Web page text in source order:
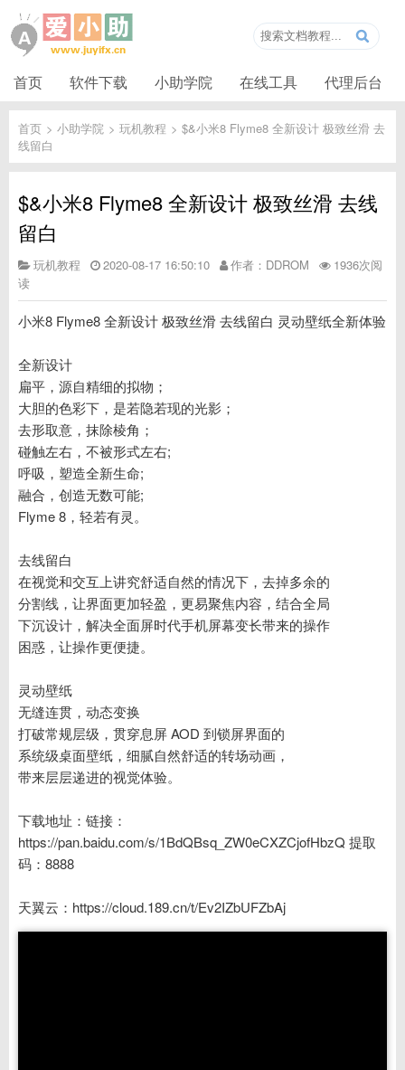
首页 软件下载 小助学院 在线工具 代理后台
首页 > 小助学院 > 玩机教程 > $&小米8 Flyme8 全新设计 极致丝滑 去
线留白
$&小米8 Flyme8 全新设计 极致丝滑 去线
留白
玩机教程 2020-08-17 16:50:10 作者：DDROM
1936次阅
读
小米8 Flyme8 全新设计 极致丝滑 去线留白 灵动壁纸全新体验
全新设计
扁平，源自精细的拟物；
大胆的色彩下，是若隐若现的光影；
去形取意，抹除棱角；
碰触左右，不被形式左右;
呼吸，塑造全新生命;
融合，创造无数可能;
Flyme 8，轻若有灵。
去线留白
在视觉和交互上讲究舒适自然的情况下，去掉多余的
分割线，让界面更加轻盈，更易聚焦内容，结合全局
下沉设计，解决全面屏时代手机屏幕变长带来的操作
困惑，让操作更便捷。
灵动壁纸
无缝连贯，动态变换
打破常规层级，贯穿息屏 AOD 到锁屏界面的
系统级桌面壁纸，细腻自然舒适的转场动画，
带来层层递进的视觉体验。
下载地址：链接：
https://pan.baidu.com/s/1BdQBsq_ZW0eCXZCjofHbzQ 提取
码：8888
天翼云：https://cloud.189.cn/t/Ev2IZbUFZbAj